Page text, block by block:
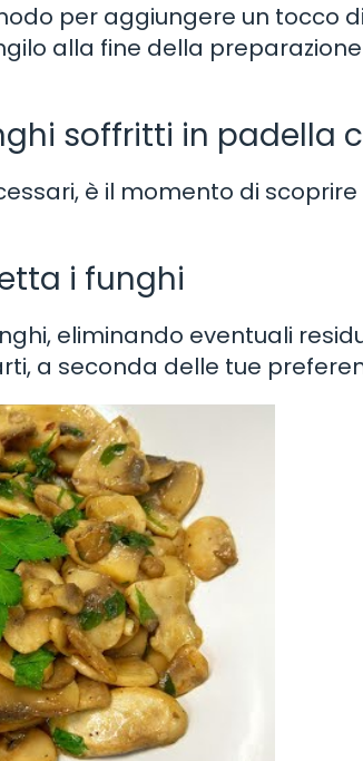
per aggiungere un tocco
alla fine della
soffritti in padella
è il momento di
i funghi
eliminando eventuali
a seconda delle tue